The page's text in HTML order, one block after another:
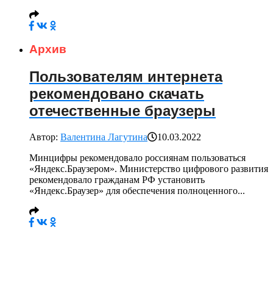
Архив
Пользователям интернета
рекомендовано скачать
отечественные браузеры
Автор: Валентина Лагутина
10.03.2022
Минцифры рекомендовало россиянам пользоваться
«Яндекс.Браузером». Министерство цифрового развития
рекомендовало гражданам РФ установить
«Яндекс.Браузер» для обеспечения полноценного...